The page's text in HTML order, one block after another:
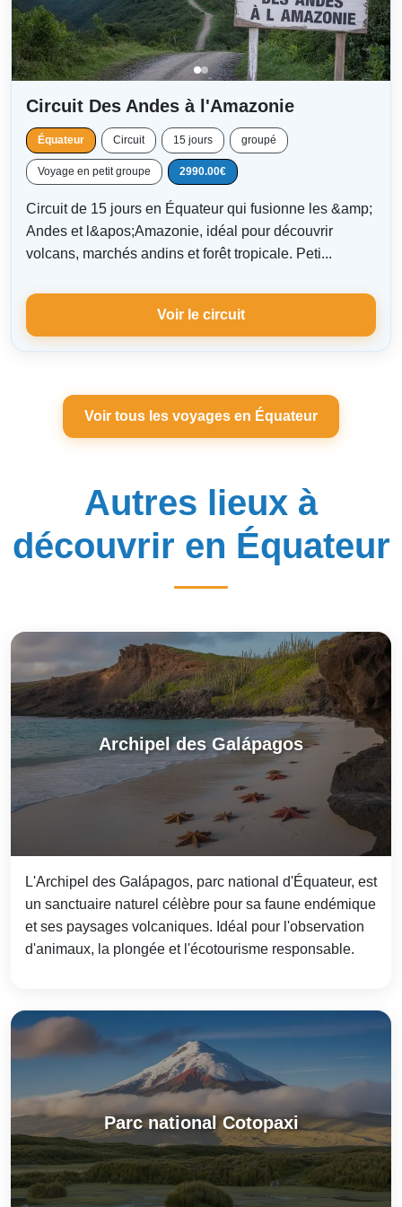
Circuit Des Andes à l'Amazonie
Équateur Circuit 15 jours groupé
Voyage en petit groupe 2990.00€
Circuit de 15 jours en Équateur qui fusionne les &amp;
Andes et l&apos;Amazonie, idéal pour découvrir
volcans, marchés andins et forêt tropicale. Peti...
Voir le circuit
Voir tous les voyages en Équateur
Autres lieux à
découvrir en Équateur
Archipel des Galápagos
L'Archipel des Galápagos, parc national d'Équateur, est
un sanctuaire naturel célèbre pour sa faune endémique
et ses paysages volcaniques. Idéal pour l'observation
d'animaux, la plongée et l'écotourisme responsable.
Parc national Cotopaxi